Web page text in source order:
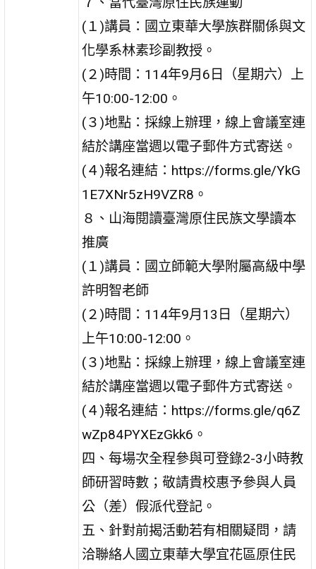
(１)講員：國立東華大學族群關係與文
化學系林素珍副教授。
(２)時間：114年9月6日（星期六）上
午10:00-12:00。
(３)地點：採線上辦理，線上會議室連
結於講座當週以電子郵件方式寄送。
(４)報名連結：https://forms.gle/YkG
1E7XNr5zH9VZR8。
８、山海閱讀臺灣原住民族文學讀本
推廣
(１)講員：國立師範大學附屬高級中學
許明智老師
(２)時間：114年9月13日（星期六）
上午10:00-12:00。
(３)地點：採線上辦理，線上會議室連
結於講座當週以電子郵件方式寄送。
(４)報名連結：https://forms.gle/q6Z
wZp84PYXEzGkk6。
四、每場次全程參與可登錄2-3小時教
師研習時數；敬請貴校惠予參與人員
公（差）假派代登記。
五、針對前揭活動若有相關疑問，請
洽聯絡人國立東華大學宜花區原住民